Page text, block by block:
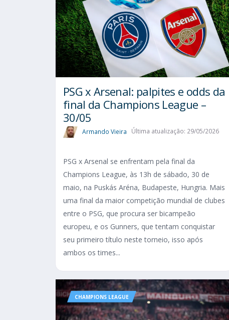
PSG x Arsenal: palpites e odds da
final da Champions League –
30/05
Armando Vieira Última atualização: 29/05/2026
PSG x Arsenal se enfrentam pela final da
Champions League, às 13h de sábado, 30 de
maio, na Puskás Aréna, Budapeste, Hungria. Mais
uma final da maior competição mundial de clubes
entre o PSG, que procura ser bicampeão
europeu, e os Gunners, que tentam conquistar
seu primeiro título neste torneio, isso após
ambos os times...
CHAMPIONS LEAGUE